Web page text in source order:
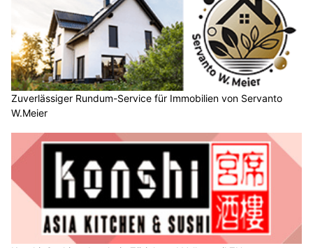
Zuverlässiger Rundum-Service für Immobilien von Servanto
W.Meier